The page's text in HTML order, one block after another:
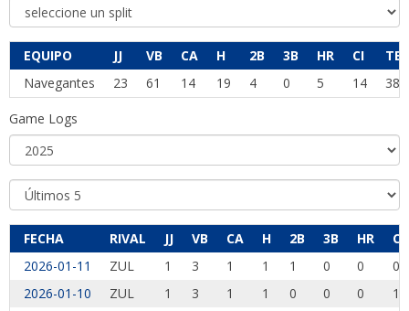
EQUIPO JJ VB CA H 2B 3B HR CI
TB
Navegantes
23 61 14 19 4 0 5 14 38
Game Logs
FECHA RIVAL JJ VB CA H 2B 3B HR
CI
2026-01-11
ZUL 1 3 1 1 1 0 0
0
2026-01-10
ZUL 1 3 1 1 0 0 0
1